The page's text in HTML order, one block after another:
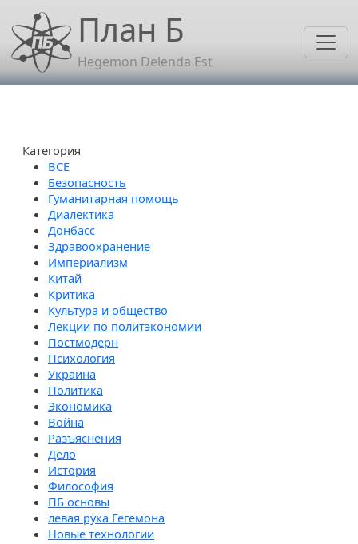
Перейти к основному содержанию
План Б
Hegemon Delenda Est
Категория
Безопасность
Гуманитарная помощь
Диалектика
Донбасс
Здравоохранение
Империализм
Китай
Критика
Культура и общество
Лекции по политэкономии
Постмодерн
Психология
Украина
Политика
Экономика
Война
Разъяснения
Дело
История
Философия
ПБ основы
левая рука Гегемона
Новые технологии